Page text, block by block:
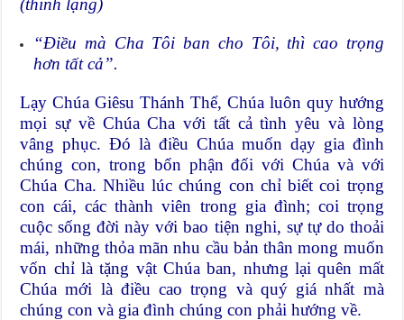
“Điều mà Cha Tôi ban cho Tôi, thì cao trọng
hơn tất cả”.
Lạy Chúa Giêsu Thánh Thể, Chúa luôn quy hướng
mọi sự về Chúa Cha với tất cả tình yêu và lòng
vâng phục. Đó là điều Chúa muốn dạy gia đình
chúng con, trong bổn phận đối với Chúa và với
Chúa Cha. Nhiều lúc chúng con chỉ biết coi trọng
con cái, các thành viên trong gia đình; coi trọng
cuộc sống đời này với bao tiện nghi, sự tự do thoải
mái, những thỏa mãn nhu cầu bản thân mong muốn
vốn chỉ là tặng vật Chúa ban, nhưng lại quên mất
Chúa mới là điều cao trọng và quý giá nhất mà
chúng con và gia đình chúng con phải hướng về.